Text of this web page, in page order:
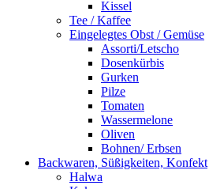
Kissel
Tee / Kaffee
Eingelegtes Obst / Gemüse
Assorti/Letscho
Dosenkürbis
Gurken
Pilze
Tomaten
Wassermelone
Oliven
Bohnen/ Erbsen
Backwaren, Süßigkeiten, Konfekt
Halwa